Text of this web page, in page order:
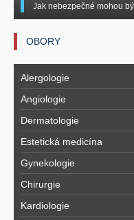
Jak nebezpečné mohou
OBORY
Alergologie
Angiologie
Dermatologie
Estetická medicína
Gynekologie
Chirurgie
Kardiologie